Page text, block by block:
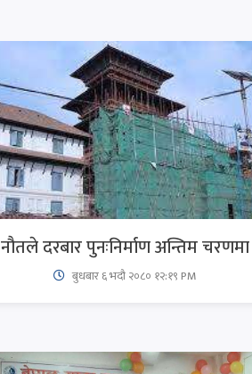
नौतले दरबार पुनःनिर्माण अन्तिम चरणमा
बुधबार ६ भदौ २०८० १२:१९ PM